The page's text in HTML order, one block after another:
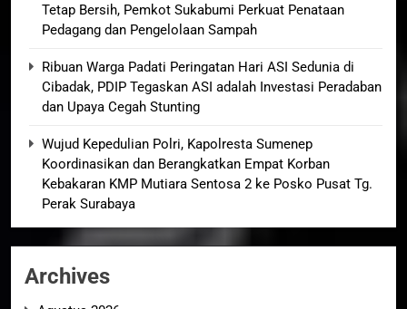
Tetap Bersih, Pemkot Sukabumi Perkuat Penataan
Pedagang dan Pengelolaan Sampah
Ribuan Warga Padati Peringatan Hari ASI Sedunia di
Cibadak, PDIP Tegaskan ASI adalah Investasi Peradaban
dan Upaya Cegah Stunting
Wujud Kepedulian Polri, Kapolresta Sumenep
Koordinasikan dan Berangkatkan Empat Korban
Kebakaran KMP Mutiara Sentosa 2 ke Posko Pusat Tg.
Perak Surabaya
Archives